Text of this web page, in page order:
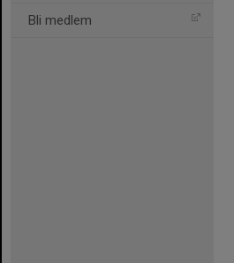
Bli medlem